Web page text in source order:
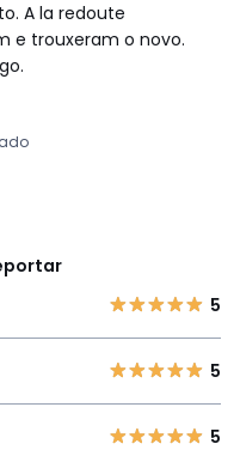
A la redoute
e trouxeram o novo.
5
5
5